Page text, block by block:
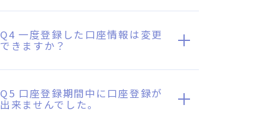
Q4 一度登録した口座情報は変更
できますか？
Q5 口座登録期間中に口座登録が
出来ませんでした。